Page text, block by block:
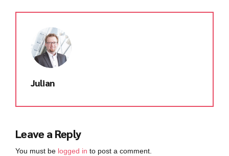
Julian
Leave a Reply
You must be logged in to post a comment.